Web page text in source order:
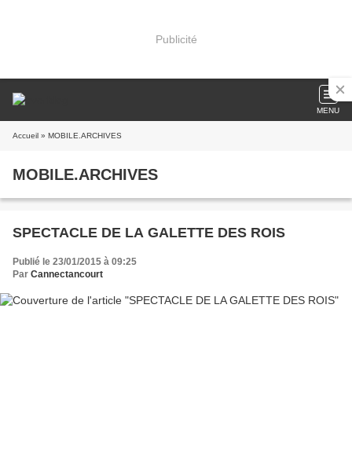
Publicité
MENU
Accueil » MOBILE.ARCHIVES
MOBILE.ARCHIVES
SPECTACLE DE LA GALETTE DES ROIS
Publié le 23/01/2015 à 09:25
Par Cannectancourt